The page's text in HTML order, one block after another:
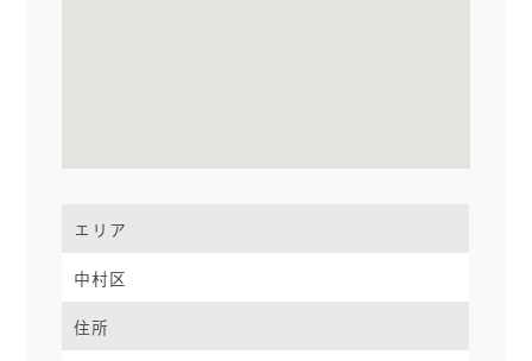
エリア
中村区
住所